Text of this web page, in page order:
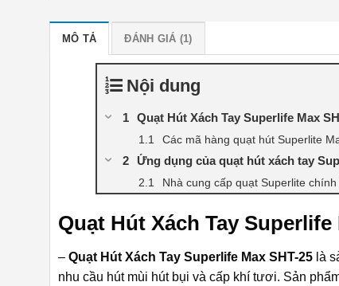
MÔ TẢ ĐÁNH GIÁ (1)
Nội dung
Quạt Hút Xách Tay Superlife Max
Các mã hàng quạt hút Superlite
Ứng dụng của quạt hút xách tay
Nhà cung cấp quạt Superlite chính
Quạt Hút Xách Tay
– Quạt Hút Xách Tay Superlife Max SHT-25 là
nhu cầu hút mùi hút bụi và cấp khí tươi. Sản